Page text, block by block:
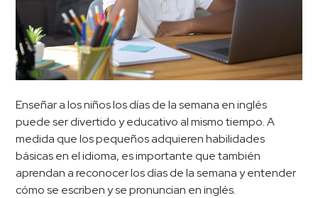
Enseñar a los niños los días de la semana en inglés
puede ser divertido y educativo al mismo tiempo. A
medida que los pequeños adquieren habilidades
básicas en el idioma, es importante que también
aprendan a reconocer los días de la semana y entender
cómo se escriben y se pronuncian en inglés.